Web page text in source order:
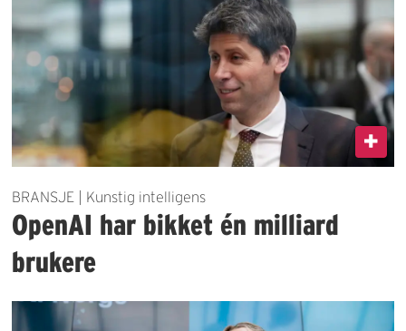
BRANSJE | Kunstig intelligens
OpenAI har bikket én milliard
brukere